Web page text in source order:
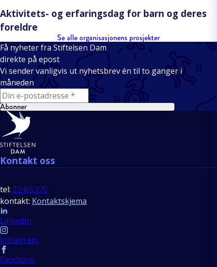
Aktivitets- og erfaringsdag for barn og deres
foreldre
Se alle organisasjonens prosjekter
Få nyheter fra Stiftelsen Dam
direkte på epost
Vi sender vanligvis ut nyhetsbrev én til to ganger i
måneden
E-mail
Abonner
Bunntekst
Kontakt oss
tel: 22405370
kontakt: Kontaktskjema
Follow us
LinkedIn
Instagram
Facebook